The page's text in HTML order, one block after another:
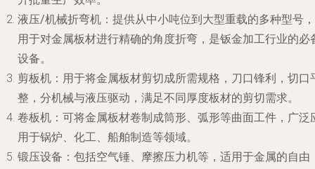
液压/机械折弯机 ：提供从中小吨位到大型重载的多种型号，
用于对金属板材进行精确的角度折弯，是钣金加工行业的必
设备。
剪板机 ：用于将金属板材剪切成所需规格，刀口锋利，切口
整，分机械与液压驱动，满足不同厚度板材的剪切需求。
卷板机 ：可将金属板材卷制成筒形、弧形等曲面工件，广泛
用于锅炉、化工、船舶制造等领域。
锻压设备 ：包括空气锤、摩擦压力机等，适用于金属的自由